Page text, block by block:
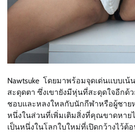
Nawtsuke โดยมาพร้อมจุดเด่นแบบเ
สะดุดตา ซึ่งเขายังมีหุ่นที่สะดุดใจอีกด้
ชอบและหลงใหลกับนักกีฬาหรือผู้ชาย
หนึ่งในส่วนที่เพิ่มเติมสิ่งที่คุณขาดหาย
เป็นหนึ่งในโลกใบใหม่ที่เปิดกว้างไว้ต้